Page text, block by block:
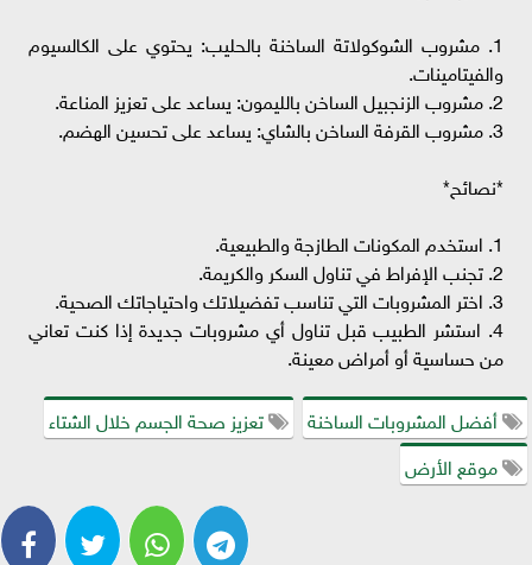
1. مشروب الشوكولاتة الساخنة بالحليب: يحتوي على الكالسيوم
والفيتامينات.
2. مشروب الزنجبيل الساخن بالليمون: يساعد على تعزيز المناعة.
3. مشروب القرفة الساخن بالشاي: يساعد على تحسين الهضم.
*نصائح*
1. استخدم المكونات الطازجة والطبيعية.
2. تجنب الإفراط في تناول السكر والكريمة.
3. اختر المشروبات التي تناسب تفضيلاتك واحتياجاتك الصحية.
4. استشر الطبيب قبل تناول أي مشروبات جديدة إذا كنت تعاني
من حساسية أو أمراض معينة.
أفضل المشروبات الساخنة
تعزيز صحة الجسم خلال الشتاء
موقع الأرض